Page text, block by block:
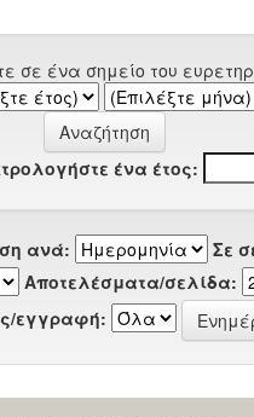
σε ένα σημείο του
ένα έτος:
ανά:
Σε
Αποτελέσματα/σελίδα:
εγγραφή: